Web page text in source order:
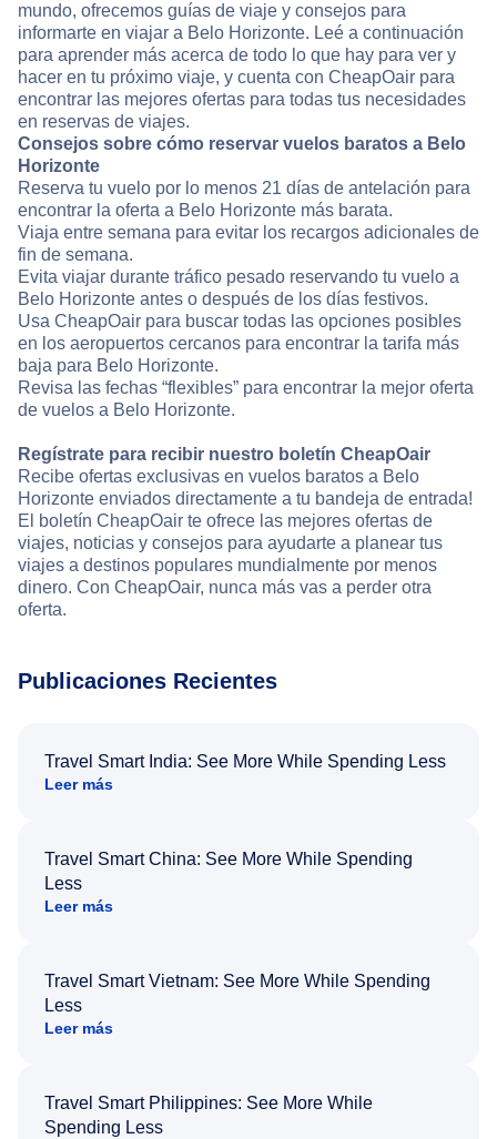
mundo, ofrecemos guías de viaje y consejos para
informarte en viajar a Belo Horizonte. Leé a continuación
para aprender más acerca de todo lo que hay para ver y
hacer en tu próximo viaje, y cuenta con CheapOair para
encontrar las mejores ofertas para todas tus necesidades
en reservas de viajes.
Consejos sobre cómo reservar vuelos baratos a Belo
Horizonte
Reserva tu vuelo por lo menos 21 días de antelación para
encontrar la oferta a Belo Horizonte más barata.
Viaja entre semana para evitar los recargos adicionales de
fin de semana.
Evita viajar durante tráfico pesado reservando tu vuelo a
Belo Horizonte antes o después de los días festivos.
Usa CheapOair para buscar todas las opciones posibles
en los aeropuertos cercanos para encontrar la tarifa más
baja para Belo Horizonte.
Revisa las fechas “flexibles” para encontrar la mejor oferta
de vuelos a Belo Horizonte.
Regístrate para recibir nuestro boletín CheapOair
Recibe ofertas exclusivas en vuelos baratos a Belo
Horizonte enviados directamente a tu bandeja de entrada!
El boletín CheapOair te ofrece las mejores ofertas de
viajes, noticias y consejos para ayudarte a planear tus
viajes a destinos populares mundialmente por menos
dinero. Con CheapOair, nunca más vas a perder otra
oferta.
Publicaciones Recientes
Travel Smart India: See More While Spending Less
Leer más
Travel Smart China: See More While Spending
Less
Leer más
Travel Smart Vietnam: See More While Spending
Less
Leer más
Travel Smart Philippines: See More While
Spending Less